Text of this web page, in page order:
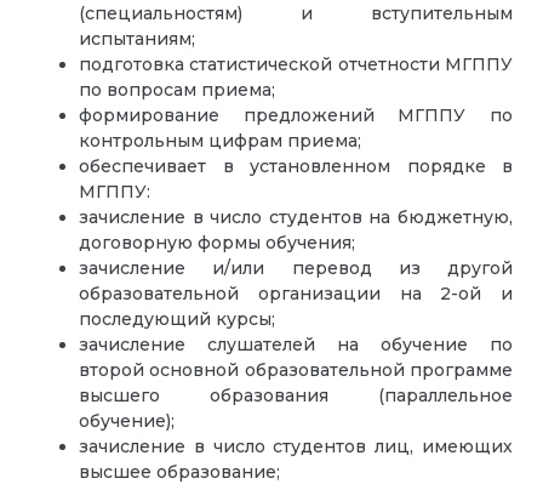
(специальностям) и вступительным
испытаниям;
подготовка статистической отчетности МГППУ
по вопросам приема;
формирование предложений МГППУ по
контрольным цифрам приема;
обеспечивает в установленном порядке в
МГППУ:
зачисление в число студентов на бюджетную,
договорную формы обучения;
зачисление и/или перевод из другой
образовательной организации на 2-ой и
последующий курсы;
зачисление слушателей на обучение по
второй основной образовательной программе
высшего образования (параллельное
обучение);
зачисление в число студентов лиц, имеющих
высшее образование;